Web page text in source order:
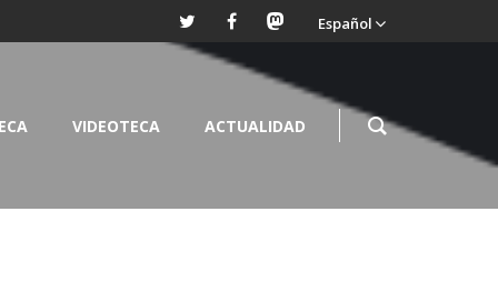
Español
VIDEOTECA ACTUALIDAD